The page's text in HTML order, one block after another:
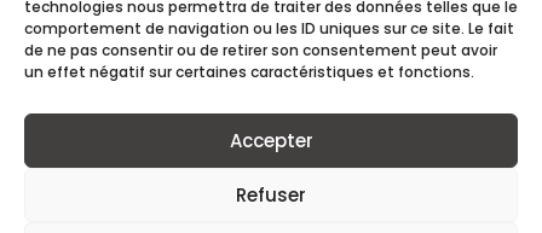
technologies nous permettra de traiter des données telles que le
comportement de navigation ou les ID uniques sur ce site. Le fait
de ne pas consentir ou de retirer son consentement peut avoir
un effet négatif sur certaines caractéristiques et fonctions.
Accepter
Refuser

contact@romuald-et-samuel.fr